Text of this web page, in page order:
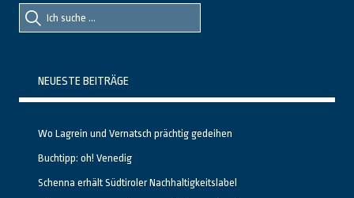
Suche
nach::
Suche
nach:
NEUESTE BEITRÄGE
Wo Lagrein und Vernatsch prächtig gedeihen
Buchtipp: oh! Venedig
Schenna erhält Südtiroler Nachhaltigkeitslabel